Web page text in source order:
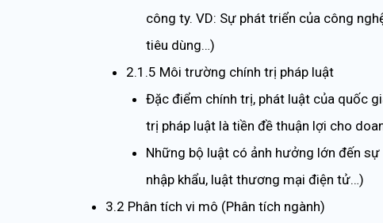
công ty. VD: Sự phát triển của công
tiêu dùng…)
2.1.5 Môi trường chính trị pháp luật
Đặc điểm chính trị, phát luật của quốc
trị pháp luật là tiền đề thuận lợi cho
Những bộ luật có ảnh hưởng lớn đến
nhập khẩu, luật thương mại điện tử…)
3.2 Phân tích vi mô (Phân tích ngành)